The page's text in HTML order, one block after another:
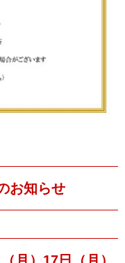
お知らせ